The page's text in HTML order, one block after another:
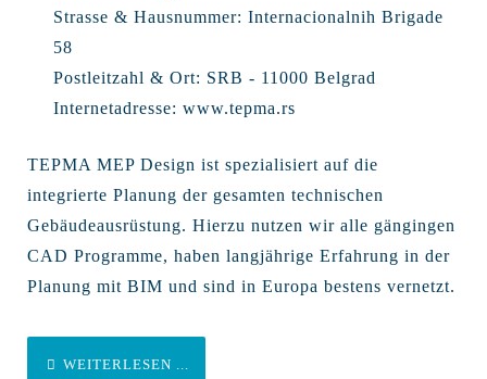
Strasse & Hausnummer: Internacionalnih Brigade
58
Postleitzahl & Ort: SRB - 11000 Belgrad
Internetadresse: www.tepma.rs
TEPMA MEP Design ist spezialisiert auf die
integrierte Planung der gesamten technischen
Gebäudeausrüstung. Hierzu nutzen wir alle gängingen
CAD Programme, haben langjährige Erfahrung in der
Planung mit BIM und sind in Europa bestens vernetzt.
WEITERLESEN ...